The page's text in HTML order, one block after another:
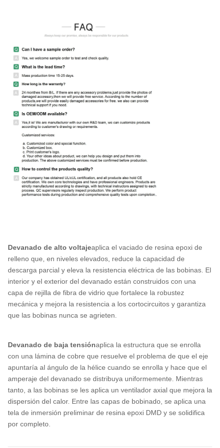
Devanado de alto voltajeaplica el vaciado de resina epoxi de
relleno que, en niveles elevados, reduce la capacidad de
descarga parcial y eleva la resistencia eléctrica de las bobinas. El
interior y el exterior del devanado están construidos con una
capa de rejilla de fibra de vidrio que fortalece la robustez
mecánica y mejora la resistencia a los cortocircuitos y garantiza
que las bobinas nunca se agrieten.
Devanado de baja tensiónaplica la estructura que se enrolla
con una lámina de cobre que resuelve el problema de que el eje
apuntaría al ángulo de la hélice cuando se enrolla y hace que el
amperaje del devanado se distribuya uniformemente. Mientras
tanto, a las bobinas se les aplica un ventilador axial que mejora la
dispersión del calor. Entre las capas de bobinado, se aplica una
tela de inmersión preliminar de resina epoxi DMD y se solidifica
por completo.